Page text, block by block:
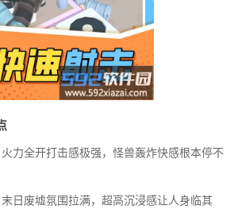
力全开打击感极强，怪兽轰炸快感根本停不
日废墟氛围拉满，超高沉浸感让人身临其